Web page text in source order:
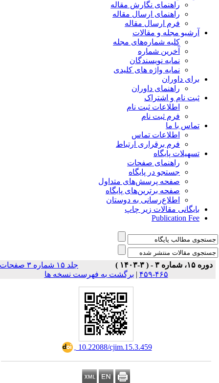
راهنمای نگارش مقاله
راهنمای ارسال مقاله
فرم ارسال مقاله
آرشیو مجله و مقالات
کلیه شماره‌های مجله
آخرین شماره
نمایه نویسندگان
نمایه واژه های کلیدی
برای داوران
راهنمای داوران
ثبت نام و اشتراک
اطلاعات ثبت نام
فرم ثبت نام
تماس با ما
اطلاعات تماس
فرم برقراری ارتباط
تسهیلات پایگاه
راهنمای صفحات
جستجو در پایگاه
صفحه پرسش‌های متداول
صفحه برترین‌های پایگاه
اطلاع‌رسانی به دوستان
بایگانی مقالات زیر چاپ
Publication Fee
دوره ۱۵، شماره ۳ - ( ۳-۱۴۰۳ )
جلد ۱۵ شماره ۳ صفحات
۴۶۵-۴۵۹
|برگشت به فهرست نسخه ها
‎ 10.22088/cjim.15.3.459